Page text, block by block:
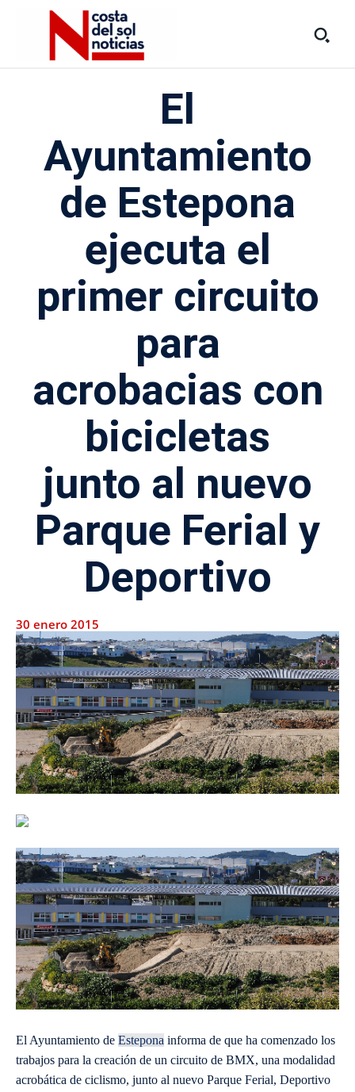
El
Ayuntamiento
de Estepona
ejecuta el
primer circuito
para
acrobacias con
bicicletas
junto al nuevo
Parque Ferial y
Deportivo
30 enero 2015
El Ayuntamiento de Estepona informa de que ha comenzado los
trabajos para la creación de un circuito de BMX, una modalidad
acrobática de ciclismo, junto al nuevo Parque Ferial, Deportivo